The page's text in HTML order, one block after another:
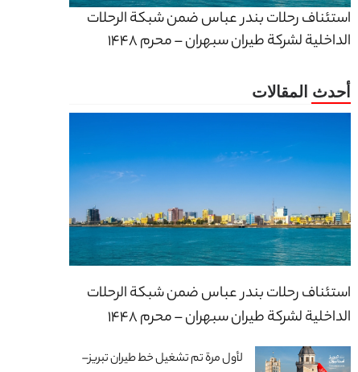
استئناف رحلات بندر عباس ضمن شبكة الرحلات
الداخلية لشركة طيران سبهران – محرم 1448
استئناف رحلات بندر عباس ضمن شبكة الرحلات
الداخلية لشركة طيران سبهران – محرم 1448
لأول مرة تم تشغيل خط طيران تبريز–